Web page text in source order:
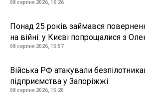
08 серпня 2026, 16:26
Понад 25 років займався
на війні: у Києві попрощалися з
08 серпня 2026, 15:57
Війська РФ атакували
підприємства у Запоріжжі
08 серпня 2026, 15:20